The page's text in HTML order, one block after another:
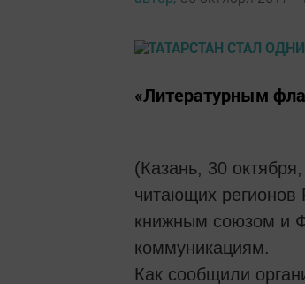
«Литературным
(Казань, 30
читающих регионов
книжным союзом и
коммуникациям.
Как сообщили